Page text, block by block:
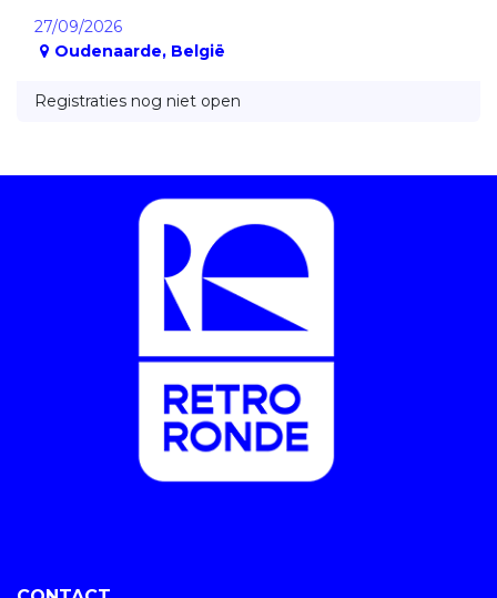
27/09/2026
Oudenaarde, België
Registraties nog niet open